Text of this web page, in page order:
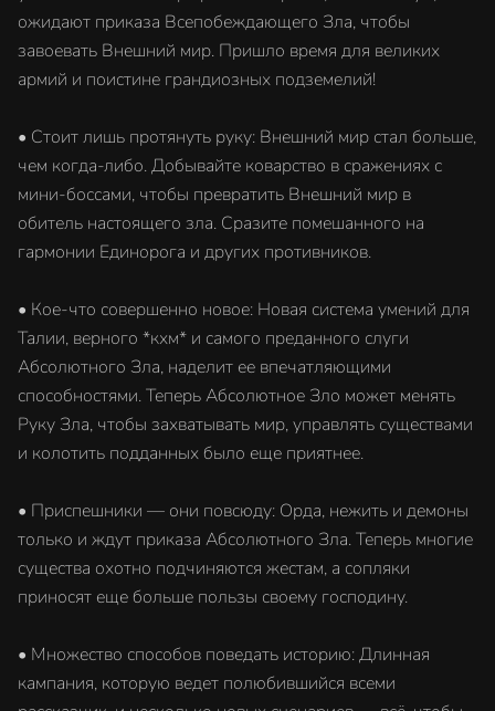
ожидают приказа Всепобеждающего Зла, чтобы
завоевать Внешний мир. Пришло время для великих
армий и поистине грандиозных подземелий!
• Стоит лишь протянуть руку: Внешний мир стал больше,
чем когда-либо. Добывайте коварство в сражениях с
мини-боссами, чтобы превратить Внешний мир в
обитель настоящего зла. Сразите помешанного на
гармонии Единорога и других противников.
• Кое-что совершенно новое: Новая система умений для
Талии, верного *кхм* и самого преданного слуги
Абсолютного Зла, наделит ее впечатляющими
способностями. Теперь Абсолютное Зло может менять
Руку Зла, чтобы захватывать мир, управлять существами
и колотить подданных было еще приятнее.
• Приспешники — они повсюду: Орда, нежить и демоны
только и ждут приказа Абсолютного Зла. Теперь многие
существа охотно подчиняются жестам, а сопляки
приносят еще больше пользы своему господину.
• Множество способов поведать историю: Длинная
кампания, которую ведет полюбившийся всеми